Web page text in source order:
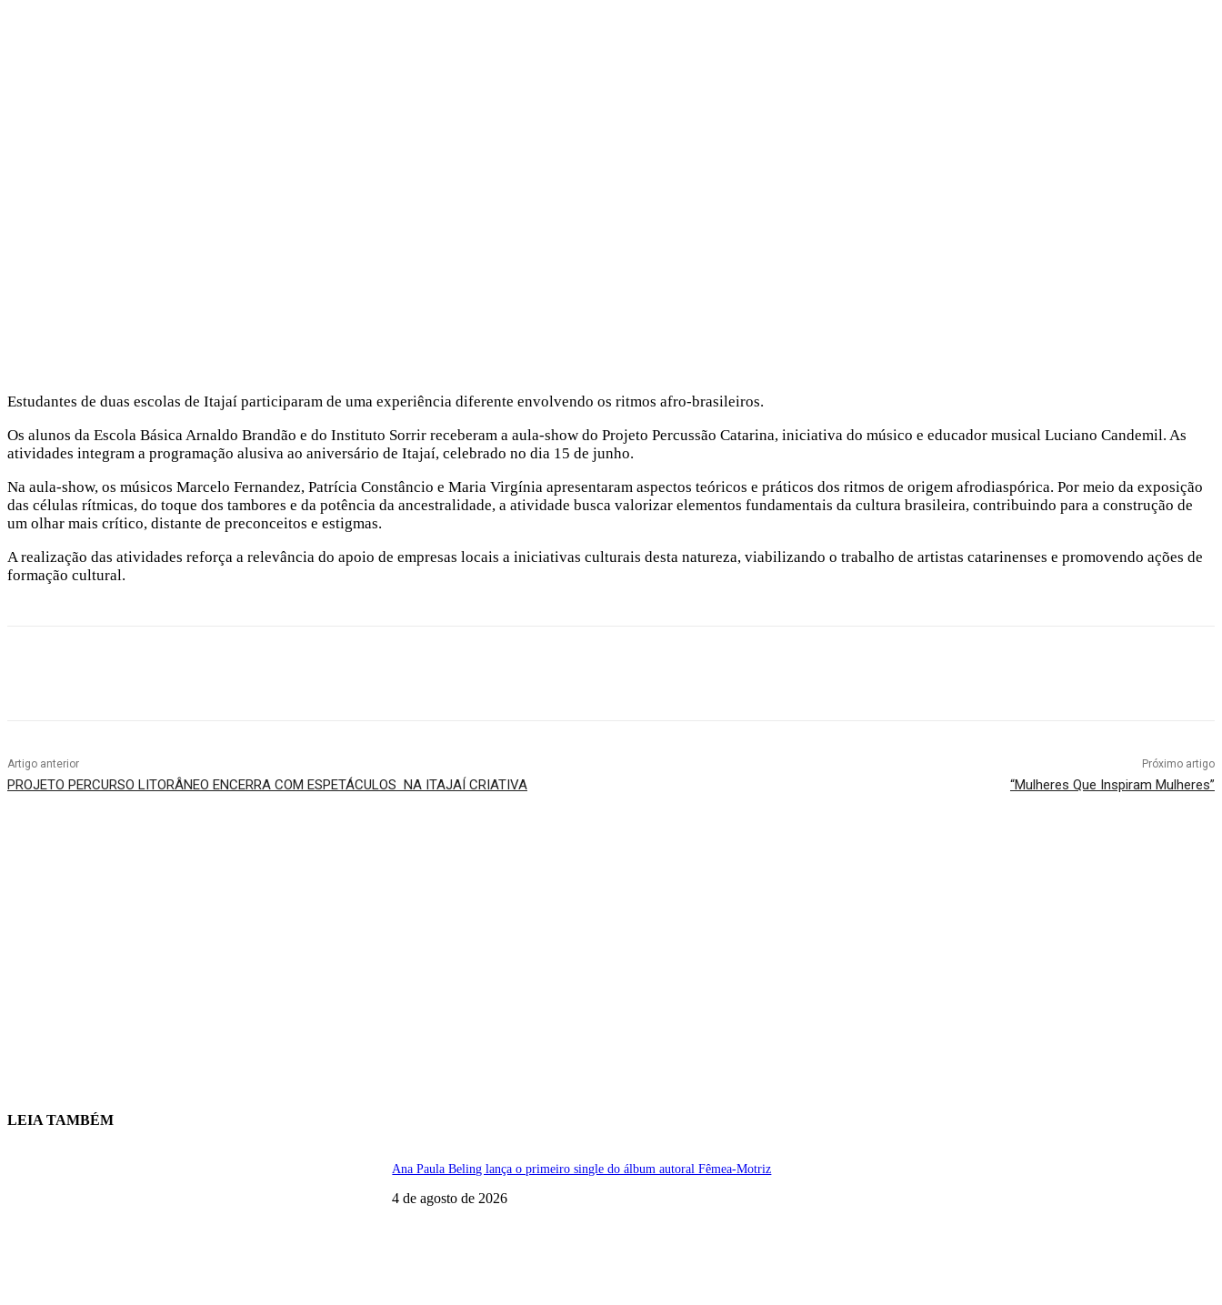
Estudantes de duas escolas de Itajaí participaram de uma experiência diferente envolvendo os ritmos afro-brasileiros.
Os alunos da Escola Básica Arnaldo Brandão e do Instituto Sorrir receberam a aula-show do Projeto Percussão Catarina, iniciativa do músico e educador musical Luciano Candemil. As
atividades integram a programação alusiva ao aniversário de Itajaí, celebrado no dia 15 de junho.
Na aula-show, os músicos Marcelo Fernandez, Patrícia Constâncio e Maria Virgínia apresentaram aspectos teóricos e práticos dos ritmos de origem afrodiaspórica. Por meio da exposição
das células rítmicas, do toque dos tambores e da potência da ancestralidade, a atividade busca valorizar elementos fundamentais da cultura brasileira, contribuindo para a construção de
um olhar mais crítico, distante de preconceitos e estigmas.
A realização das atividades reforça a relevância do apoio de empresas locais a iniciativas culturais desta natureza, viabilizando o trabalho de artistas catarinenses e promovendo ações de
formação cultural.
Artigo anterior
PROJETO PERCURSO LITORÂNEO ENCERRA COM ESPETÁCULOS NA ITAJAÍ CRIATIVA
Próximo artigo
“Mulheres Que Inspiram Mulheres”
LEIA TAMBÉM
Ana Paula Beling lança o primeiro single do álbum autoral Fêmea-Motriz
4 de agosto de 2026